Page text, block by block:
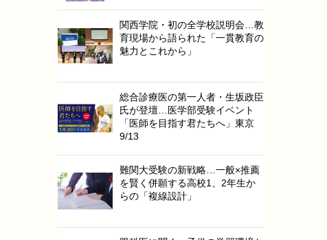
関西学院・初の全学校説明会…教
育現場から語られた「一貫教育の
魅力とこれから」
総合診療医の第一人者・生坂政臣
氏が登壇…医学部受験イベント
「医師を目指す君たちへ」東京
9/13
難関大受験の新戦略…一般×推薦
を賢く併願する高校1、2年生か
らの「複線設計」